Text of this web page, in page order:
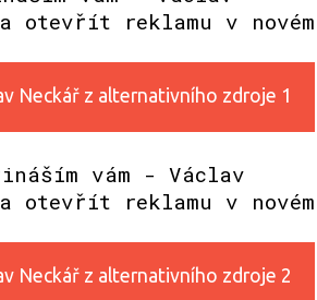
otevřít reklamu v novém
Neckář z alternativního zdroje 1
vám - Václav
otevřít reklamu v novém
Neckář z alternativního zdroje 2